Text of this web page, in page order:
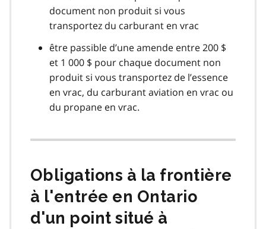
document non produit si vous
transportez du carburant en vrac
être passible d’une amende entre 200 $
et 1 000 $ pour chaque document non
produit si vous transportez de l’essence
en vrac, du carburant aviation en vrac ou
du propane en vrac.
Obligations à la frontière
à l'entrée en Ontario
d'un point situé à